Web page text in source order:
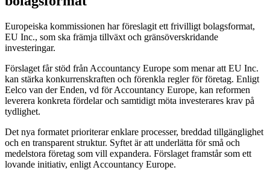
Europeiska kommissionen har föreslagit ett frivilligt bolagsformat,
EU Inc., som ska främja tillväxt och gränsöverskridande
investeringar.
Förslaget får stöd från Accountancy Europe som menar att EU Inc.
kan stärka konkurrenskraften och förenkla regler för företag. Enligt
Eelco van der Enden, vd för Accountancy Europe, kan reformen
leverera konkreta fördelar och samtidigt möta investerares krav på
tydlighet.
Det nya formatet prioriterar enklare processer, breddad tillgänglighet
och en transparent struktur. Syftet är att underlätta för små och
medelstora företag som vill expandera. Förslaget framstår som ett
lovande initiativ, enligt Accountancy Europe.